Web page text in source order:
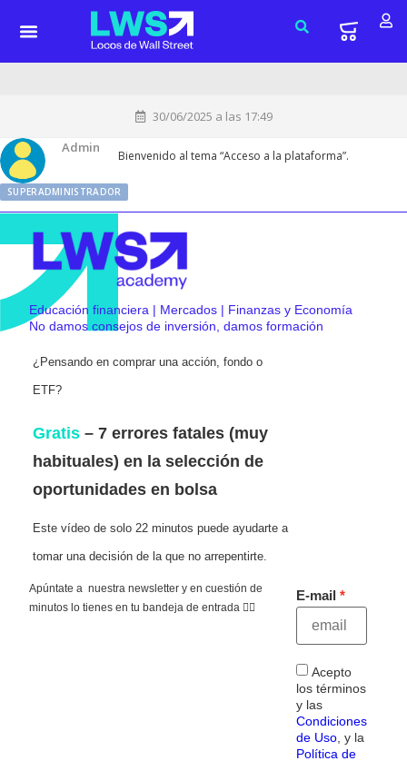
30/06/2025 a las 17:49
Admin
SUPERADMINISTRADOR
Bienvenido al tema “Acceso a la plataforma”.
Educación financiera | Mercados | Finanzas y Economía
No damos consejos de inversión, damos formación
¿Pensando en comprar una acción, fondo o
ETF?
Gratis – 7 errores fatales (muy
habituales) en la selección de
oportunidades en bolsa
Este vídeo de solo 22 minutos puede ayudarte a
tomar una decisión de la que no arrepentirte.
Apúntate a nuestra newsletter y en cuestión de
minutos lo tienes en tu bandeja de entrada 👇🏻
E-mail
Acepto
los términos
y las
Condiciones
de Uso, y la
Política de